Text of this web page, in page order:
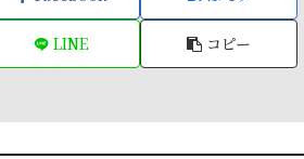
LINE コピー